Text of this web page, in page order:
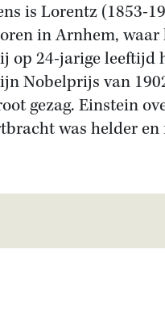
is Lorentz (1853-
in Arnhem,
op 24-jarige leeftijd
Nobelprijs van
gezag. Einstein
was helder en